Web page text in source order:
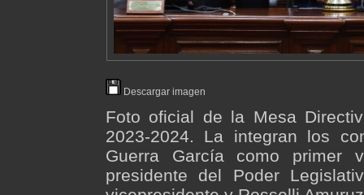
Descargar imagen
Foto oficial de la Mesa
2023-2024. La integran los
Guerra García como primer
presidente del Poder